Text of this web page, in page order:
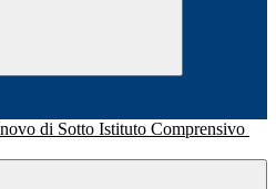
Istituto Comprensivo